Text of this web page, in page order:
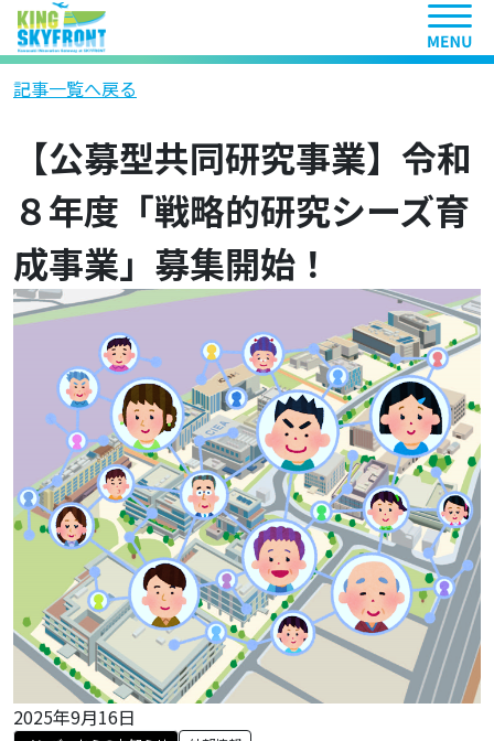
ヘッ
記事一覧へ戻る
【公募型共同研究事業】令和
８年度「戦略的研究シーズ育
成事業」募集開始！
2025年9月16日